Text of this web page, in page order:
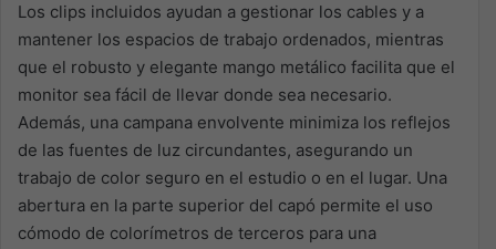
Los clips incluidos ayudan a gestionar los cables y a
mantener los espacios de trabajo ordenados, mientras
que el robusto y elegante mango metálico facilita que el
monitor sea fácil de llevar donde sea necesario.
Además, una campana envolvente minimiza los reflejos
de las fuentes de luz circundantes, asegurando un
trabajo de color seguro en el estudio o en el lugar. Una
abertura en la parte superior del capó permite el uso
cómodo de colorímetros de terceros para una